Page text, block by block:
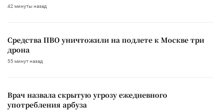
42 минуты назад
Средства ПВО уничтожили на подлете к Москве три
дрона
55 минут назад
Врач назвала скрытую угрозу ежедневного
употребления арбуза